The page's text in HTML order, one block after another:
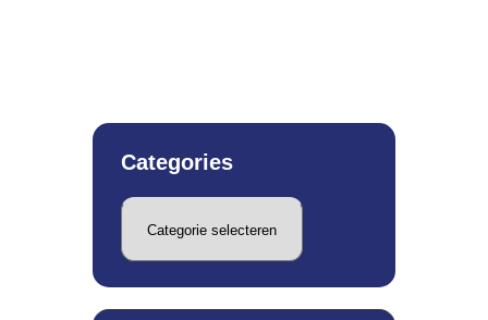
Categories
Categories